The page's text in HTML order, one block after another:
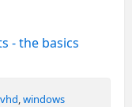
- the basics
,windows